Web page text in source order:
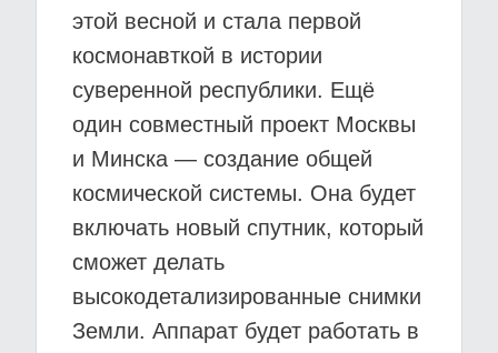
этой весной и стала первой
космонавткой в истории
суверенной республики. Ещё
один совместный проект Москвы
и Минска — создание общей
космической системы. Она будет
включать новый спутник, который
сможет делать
высокодетализированные снимки
Земли. Аппарат будет работать в